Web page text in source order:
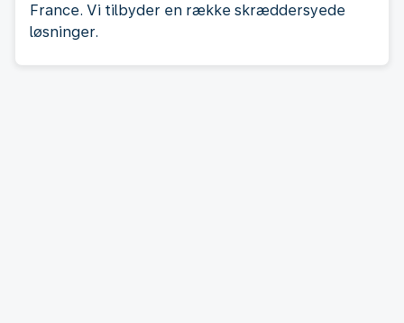
France. Vi tilbyder en række skræddersyede
løsninger.